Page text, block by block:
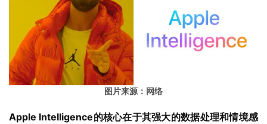
图片来源：网络
Apple Intelligence的核心在于其强大的数据处理和情境感